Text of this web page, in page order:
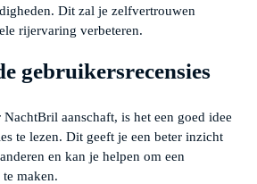
Dit zal je zelfvertrouwen
rijervaring verbeteren.
gebruikersrecensies
aanschaft, is het een goed idee
te lezen. Dit geeft je een beter inzicht
en kan je helpen om een
maken.